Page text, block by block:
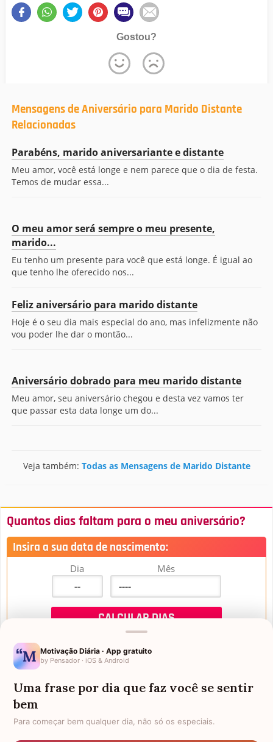
Gostou?
Mensagens de Aniversário para Marido Distante
Relacionadas
Parabéns, marido aniversariante e distante
Meu amor, você está longe e nem parece que o dia de festa.
Temos de mudar essa...
O meu amor será sempre o meu presente,
marido...
Eu tenho um presente para você que está longe. É igual ao
que tenho lhe oferecido nos...
Feliz aniversário para marido distante
Hoje é o seu dia mais especial do ano, mas infelizmente não
vou poder lhe dar o montão...
Aniversário dobrado para meu marido distante
Meu amor, seu aniversário chegou e desta vez vamos ter
que passar esta data longe um do...
Veja também: Todas as Mensagens de Marido Distante
Quantos dias faltam para o meu aniversário?
Insira a sua data de nascimento:
Dia Mês
Mensagens de Aniversário
FALTAM 3 DIAS PARA O MEU
Motivação Diária · App gratuito
by Pensador · iOS & Android
Uma frase por dia que faz você se sentir
bem
Para começar bem qualquer dia, não só os especiais.